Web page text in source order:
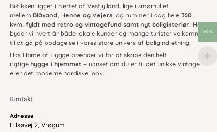
Butikken ligger i hjertet af Vestjylland, lige i smørhullet
mellem Blåvand, Henne og Vejers , og rummer i dag hele 350
kvm. fyldt med retro og vintagefund samt nyt boliginteriør. Her
byder vi hvert år både lokale kunder og mange turister velkommen
til at gå på opdagelse i vores store univers af boligindretning.
Hos Home of Hygge brænder vi for at skabe den helt
rigtige hygge i hjemmet – uanset om du er til det unikke vintage
eller det moderne nordiske look.
Kontakt
Adresse
Fiilsøvej 2, Vrøgum
DKK